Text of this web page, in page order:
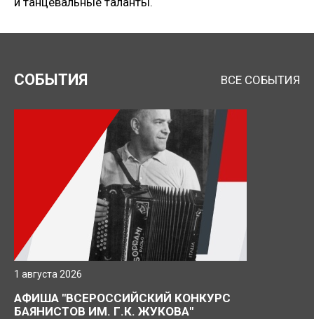
СОБЫТИЯ ВСЕ СОБЫТИЯ
1 августа 2026
АФИША "ВСЕРОССИЙСКИЙ КОНКУРС
БАЯНИСТОВ ИМ. Г.К. ЖУКОВА"